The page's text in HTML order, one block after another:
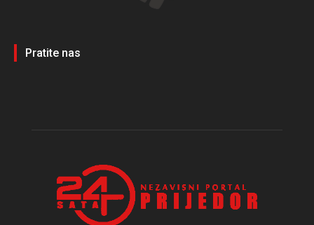
Pratite nas